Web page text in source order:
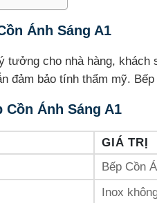
Ánh Sáng A1
tưởng cho nhà hàng,
đảm bảo tính thẩm mỹ.
Cồn Ánh Sáng A1
GIÁ TRỊ
Bếp Cồn
Inox